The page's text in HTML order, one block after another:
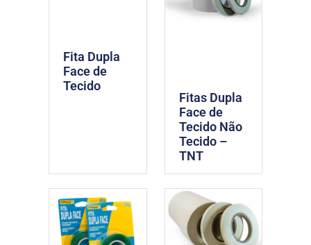
Fita Dupla
Face de
Tecido
Fitas Dupla
Face de
Tecido Não
Tecido –
TNT